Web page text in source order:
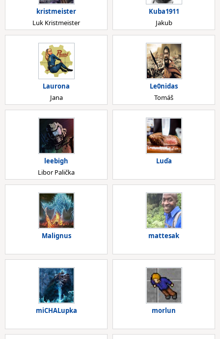
kristmeister
Luk Kristmeister
Kuba1911
Jakub
Laurona
Jana
Le0nidas
Tomáš
leebigh
Libor Palička
Luďa
Malignus mattesak
miCHALupka morlun